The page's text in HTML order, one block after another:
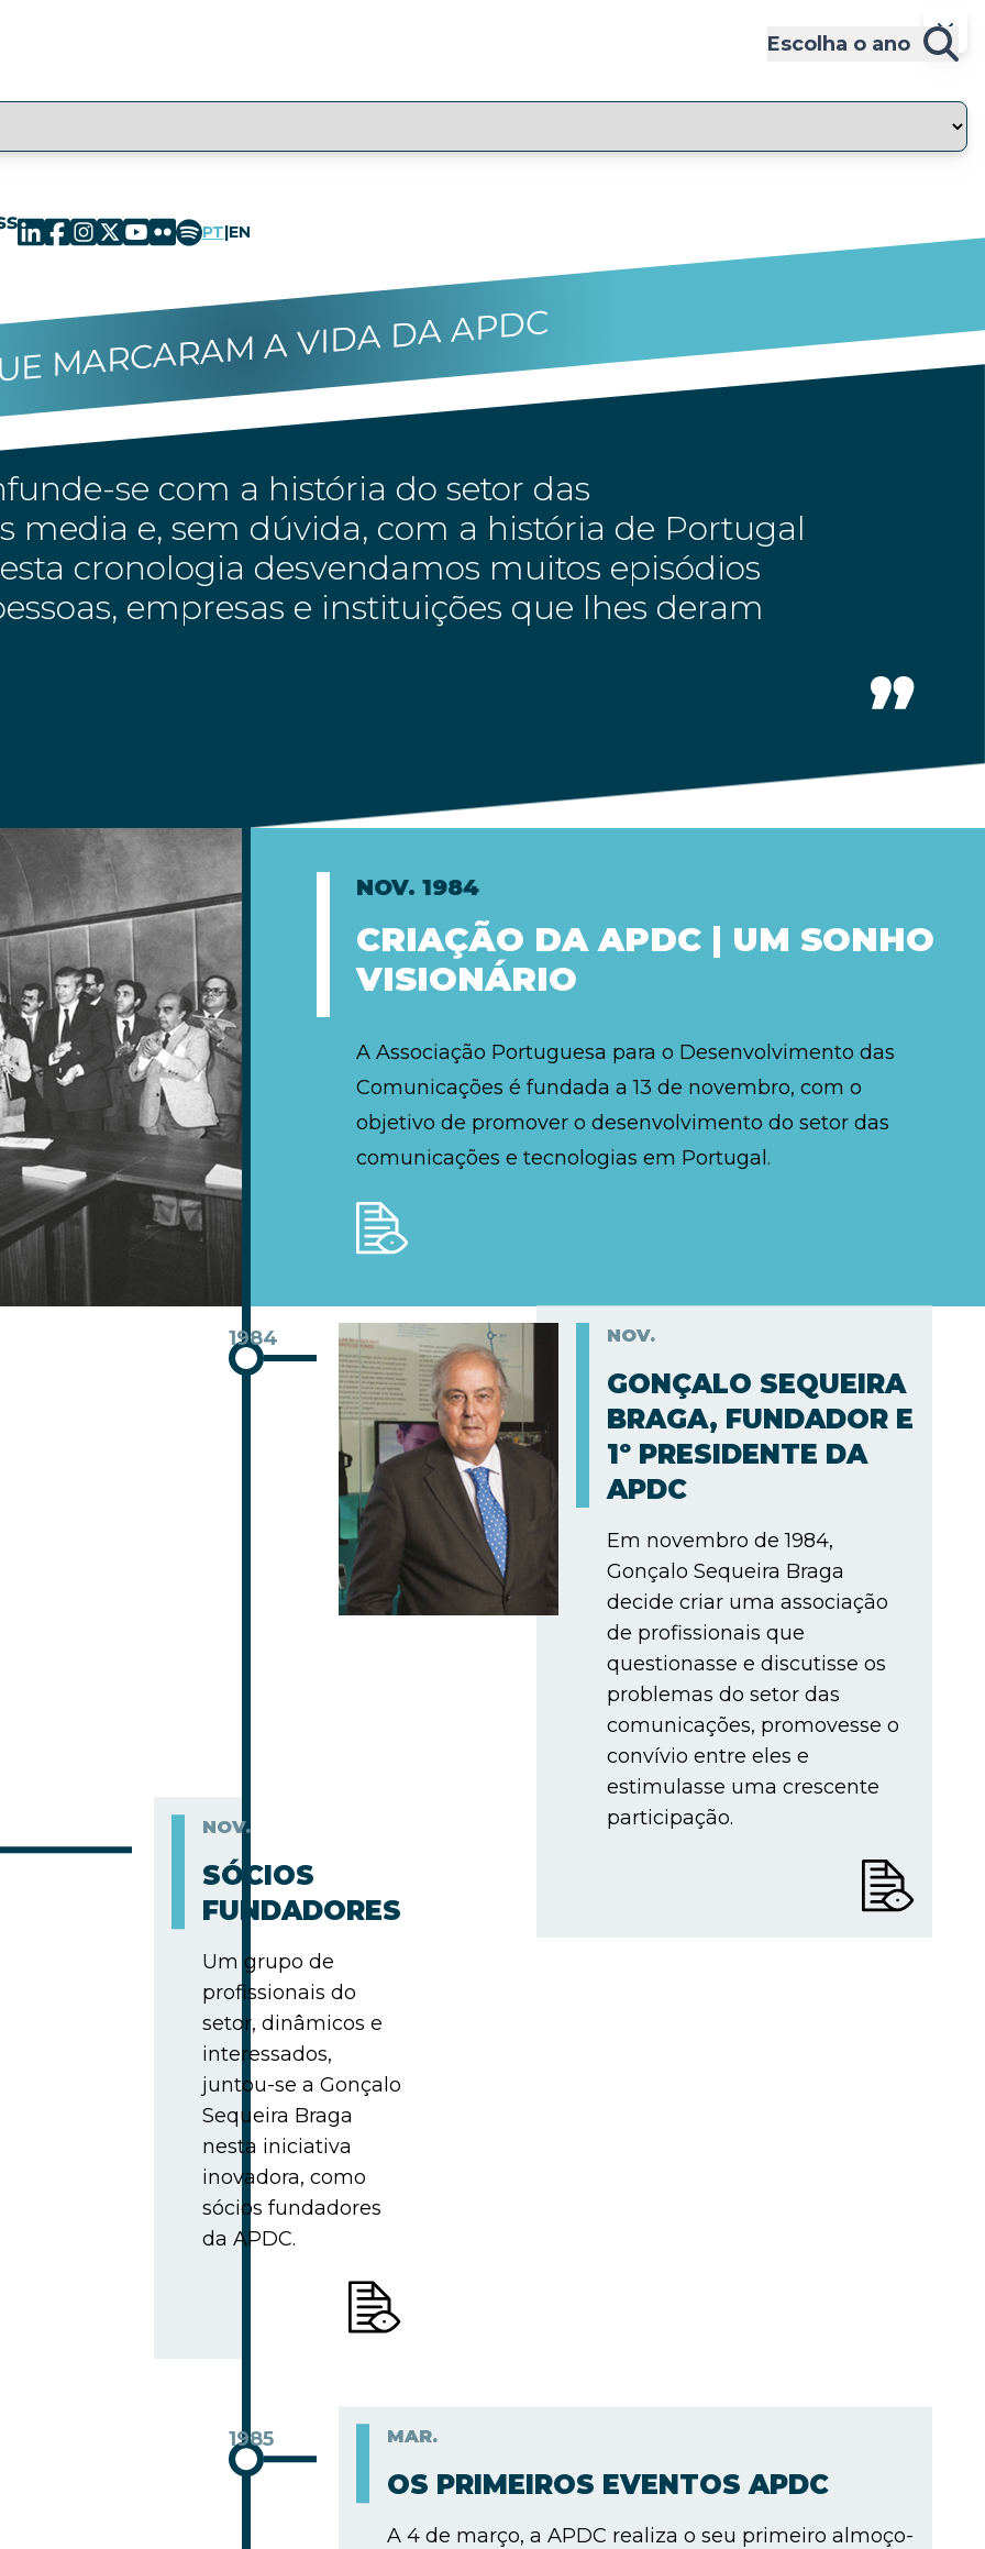
Escolha o ano
PT|EN
MARCARAM A VIDA DA APDC
se com a história do setor das
media e, sem dúvida, com a história de Portugal
cronologia desvendamos muitos episódios
empresas e instituições que lhes deram
NOV. 1984
CRIAÇÃO DA APDC | UM SONHO
VISIONÁRIO
A Associação Portuguesa para o Desenvolvimento das
Comunicações é fundada a 13 de novembro, com o
objetivo de promover o desenvolvimento do setor das
comunicações e tecnologias em Portugal.
1984 NOV.
GONÇALO SEQUEIRA
BRAGA, FUNDADOR E
1º PRESIDENTE DA
APDC
Em novembro de 1984,
Gonçalo Sequeira Braga
decide criar uma associação
de profissionais que
questionasse e discutisse os
problemas do setor das
comunicações, promovesse o
convívio entre eles e
estimulasse uma crescente
participação.
NOV.
SÓCIOS
FUNDADORES
Um grupo de
profissionais do
setor, dinâmicos e
interessados,
juntou-se a Gonçalo
Sequeira Braga
nesta iniciativa
inovadora, como
sócios fundadores
da APDC.
1985 MAR.
OS PRIMEIROS EVENTOS APDC
A 4 de março, a APDC realiza o seu primeiro almoço-